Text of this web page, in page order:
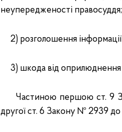
неупередженості правосуддя;
2) розголошення
3) шкода від оприлюднення
Частиною першою ст. 9
другої ст. 6 Закону № 2939